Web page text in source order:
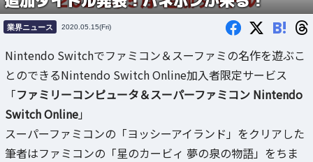
業界ニュース 2020.05.15(Fri) B!
Nintendo Switchでファミコン＆スーファミの名作を遊ぶこ
とのできるNintendo Switch Online加入者限定サービス
「ファミリーコンピュータ＆スーパーファミコン Nintendo
Switch Online」
スーパーファミコンの「ヨッシーアイランド」をクリアした
筆者はファミコンの「星のカービィ 夢の泉の物語」をちま